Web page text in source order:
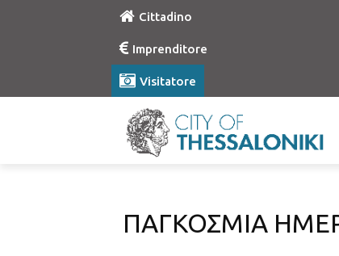
Cittadino
Imprenditore
Visitatore
ΠΑΓΚΟΣΜΙΑ